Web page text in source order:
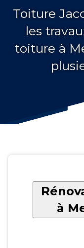
Toiture
les
toiture à
à